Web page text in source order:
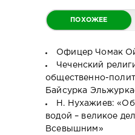
ПОХОЖЕЕ
Офицер Чомак
Чеченский
общественно-
Байсурка
Н. Нухажиев:
водой – великое
Всевышним»